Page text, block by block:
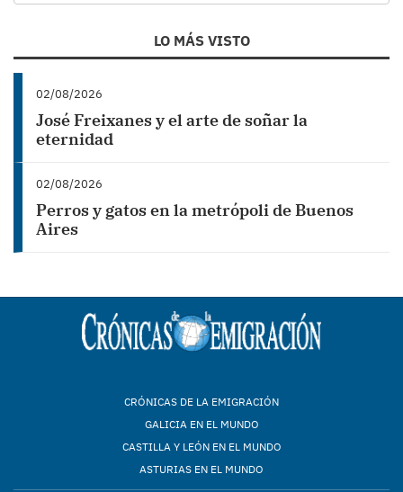
LO MÁS VISTO
02/08/2026
José Freixanes y el arte de soñar la
eternidad
02/08/2026
Perros y gatos en la metrópoli de Buenos
Aires
CRÓNICAS DE LA EMIGRACIÓN
GALICIA EN EL MUNDO
CASTILLA Y LEÓN EN EL MUNDO
ASTURIAS EN EL MUNDO